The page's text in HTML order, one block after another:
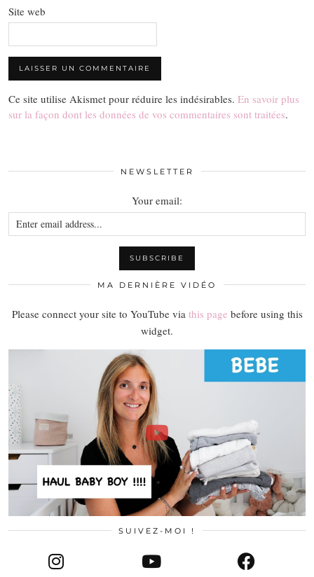
Site web
Ce site utilise Akismet pour réduire les indésirables. En savoir plus
sur la façon dont les données de vos commentaires sont traitées.
NEWSLETTER
Your email:
MA DERNIÈRE VIDÉO
Please connect your site to YouTube via this page before using this
widget.
SUIVEZ-MOI !